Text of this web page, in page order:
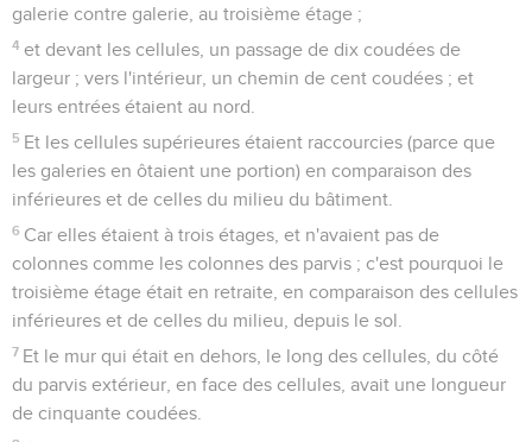
galerie contre galerie, au troisième étage ;
4 et devant les cellules, un passage de dix coudées de
largeur ; vers l'intérieur, un chemin de cent coudées ; et
leurs entrées étaient au nord.
5 Et les cellules supérieures étaient raccourcies (parce que
les galeries en ôtaient une portion) en comparaison des
inférieures et de celles du milieu du bâtiment.
6 Car elles étaient à trois étages, et n'avaient pas de
colonnes comme les colonnes des parvis ; c'est pourquoi le
troisième étage était en retraite, en comparaison des cellules
inférieures et de celles du milieu, depuis le sol.
7 Et le mur qui était en dehors, le long des cellules, du côté
du parvis extérieur, en face des cellules, avait une longueur
de cinquante coudées.